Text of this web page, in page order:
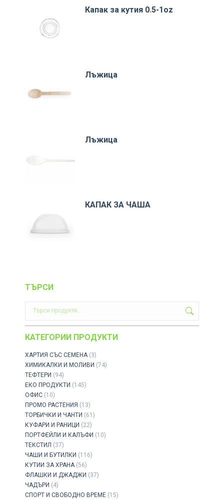
Капак за кутия 0.5-1oz
Лъжица
Лъжица
КАПАК ЗА ЧАША
ТЪРСИ
КАТЕГОРИИ ПРОДУКТИ
ХАРТИЯ СЪС СЕМЕНА (3)
ХИМИКАЛКИ И МОЛИВИ (74)
ТЕФТЕРИ (94)
ЕКО ПРОДУКТИ (145)
ОФИС (10)
ПРОМО РАСТЕНИЯ (13)
ТОРБИЧКИ И ЧАНТИ (61)
КУФАРИ И РАНИЦИ (22)
ПОРТФЕЙЛИ И КАЛЪФИ (10)
ТЕКСТИЛ (37)
ЧАШИ И БУТИЛКИ (116)
КУТИИ ЗА ХРАНА (56)
ФЛАШКИ И ДЖАДЖИ (37)
ЧАДЪРИ (4)
СПОРТ И СВОБОДНО ВРЕМЕ (15)